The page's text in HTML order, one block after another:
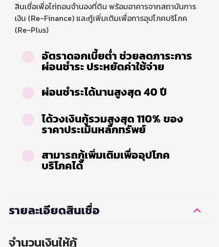
สินเชื่อเพื่อไถ่ถอนจำนองที่ดิน พร้อมอาคารจากสถาบันการ
เงิน (Re-Finance) และกู้เพิ่มเติมเพื่อการอุปโภคบริโภค
(Re-Plus)
อัตราดอกเบี้ยต่ำ ช่วยลดภาระการ
ผ่อนชำระ ประหยัดค่าใช้จ่าย
ผ่อนชำระได้นานสูงสุด 40 ปี
ได้วงเงินกู้รวมสูงสุด 110% ของ
ราคาประเมินหลักทรัพย์
สามารถกู้เพิ่มเติมเพื่ออุปโภค
บริโภคได้
รายละเอียดสินเชื่อ
จำนวนเงินให้กู้